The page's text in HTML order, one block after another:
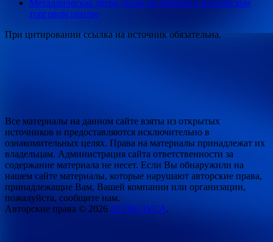
Металлическая дверь упала на ребенка в российском
торговом центре
При цитировании ссылка на источник обязательна.
Все материалы на данном сайте взяты из открытых
источников и предоставляются исключительно в
ознакомительных целях. Права на материалы принадлежат их
владельцам. Администрация сайта ответственности за
содержание материала не несет. Если Вы обнаружили на
нашем сайте материалы, которые нарушают авторские права,
принадлежащие Вам, Вашей компании или организации,
пожалуйста, сообщите нам.
Авторские права © 2026 22 ГРАДУСА.